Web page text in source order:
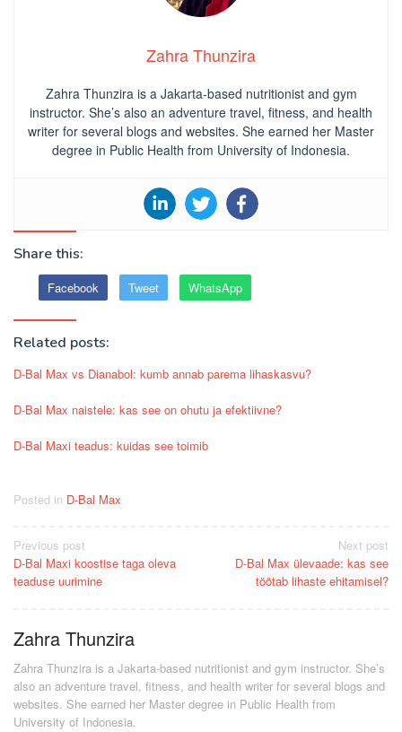
Zahra Thunzira
Zahra Thunzira is a Jakarta-based nutritionist and gym
instructor. She’s also an adventure travel, fitness, and health
writer for several blogs and websites. She earned her Master
degree in Public Health from University of Indonesia.
Share this:
Facebook Tweet WhatsApp
Related posts:
D-Bal Max vs Dianabol: kumb annab parema lihaskasvu?
D-Bal Max naistele: kas see on ohutu ja efektiivne?
D-Bal Maxi teadus: kuidas see toimib
Posted in D-Bal Max
Post
navigation
Previous post
D-Bal Maxi koostise taga oleva
teaduse uurimine
Next post
D-Bal Max ülevaade: kas see
töötab lihaste ehitamisel?
Zahra Thunzira
Zahra Thunzira is a Jakarta-based nutritionist and gym instructor. She’s
also an adventure travel, fitness, and health writer for several blogs and
websites. She earned her Master degree in Public Health from
University of Indonesia.